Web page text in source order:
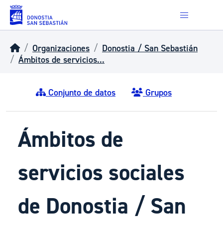
Skip to main content
Organizaciones
Donostia / San Sebastián
Ámbitos de servicios...
Conjunto de datos Grupos
Ámbitos de
servicios sociales
de Donostia / San